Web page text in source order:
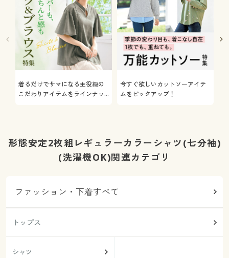
着るだけでサマになる主役級の
こだわりアイテムをラインナッ
今すぐ欲しいカットソーアイテ
ムをピックアップ！
形態安定2枚組レギュラーカラーシャツ(七分袖)
(洗濯機OK)関連カテゴリ
ファッション・下着すべて
トップス
シャツ